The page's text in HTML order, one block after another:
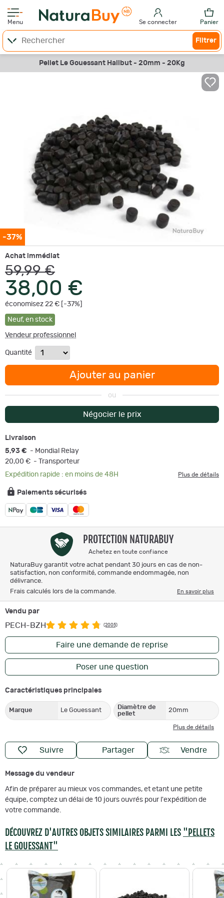
Menu Se connecter Panier
Filtrer
Pellet Le Gouessant Halibut - 20mm - 20Kg
-37%
Achat immédiat
59,99 €
38,00 €
économisez 22 € [-37%]
Neuf, en stock
Vendeur professionnel
Quantité
Ajouter au panier
ou
Négocier le prix
Livraison
5,93 € - Mondial Relay
20,00 € - Transporteur
Expédition rapide : en moins de 48H
Plus de détails
Paiements sécurisés
PROTECTION NATURABUY
Achetez en toute confiance
NaturaBuy garantit votre achat pendant 30 jours en cas de non-
satisfaction, non conformité, commande endommagée, non
délivrance.
Frais calculés lors de la commande.
En savoir plus
Vendu par
PECH-BZH (2005)
Faire une demande de reprise
Poser une question
Caractéristiques principales
Marque Le Gouessant
Diamètre de
pellet
20mm
Plus de détails
Suivre Partager Vendre
Message du vendeur
Afin de préparer au mieux vos commandes, et etant une petite
équipe, comptez un délai de 10 jours ouvrés pour l'expédition de
votre commande.
DÉCOUVREZ D'AUTRES OBJETS SIMILAIRES PARMI LES "PELLETS
LE GOUESSANT"